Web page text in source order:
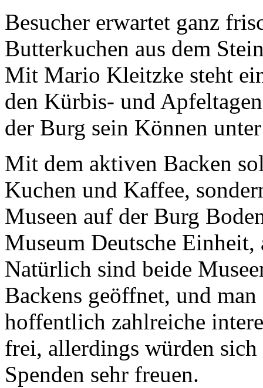
Besucher erwartet ganz
Butterkuchen aus dem
Mit Mario Kleitzke steht
den Kürbis- und
der Burg sein Können
Mit dem aktiven Backen
Kuchen und Kaffee,
Museen auf der Burg
Museum Deutsche Einheit,
Natürlich sind beide
Backens geöffnet, und
hoffentlich zahlreiche
frei, allerdings würden
Spenden sehr freuen.